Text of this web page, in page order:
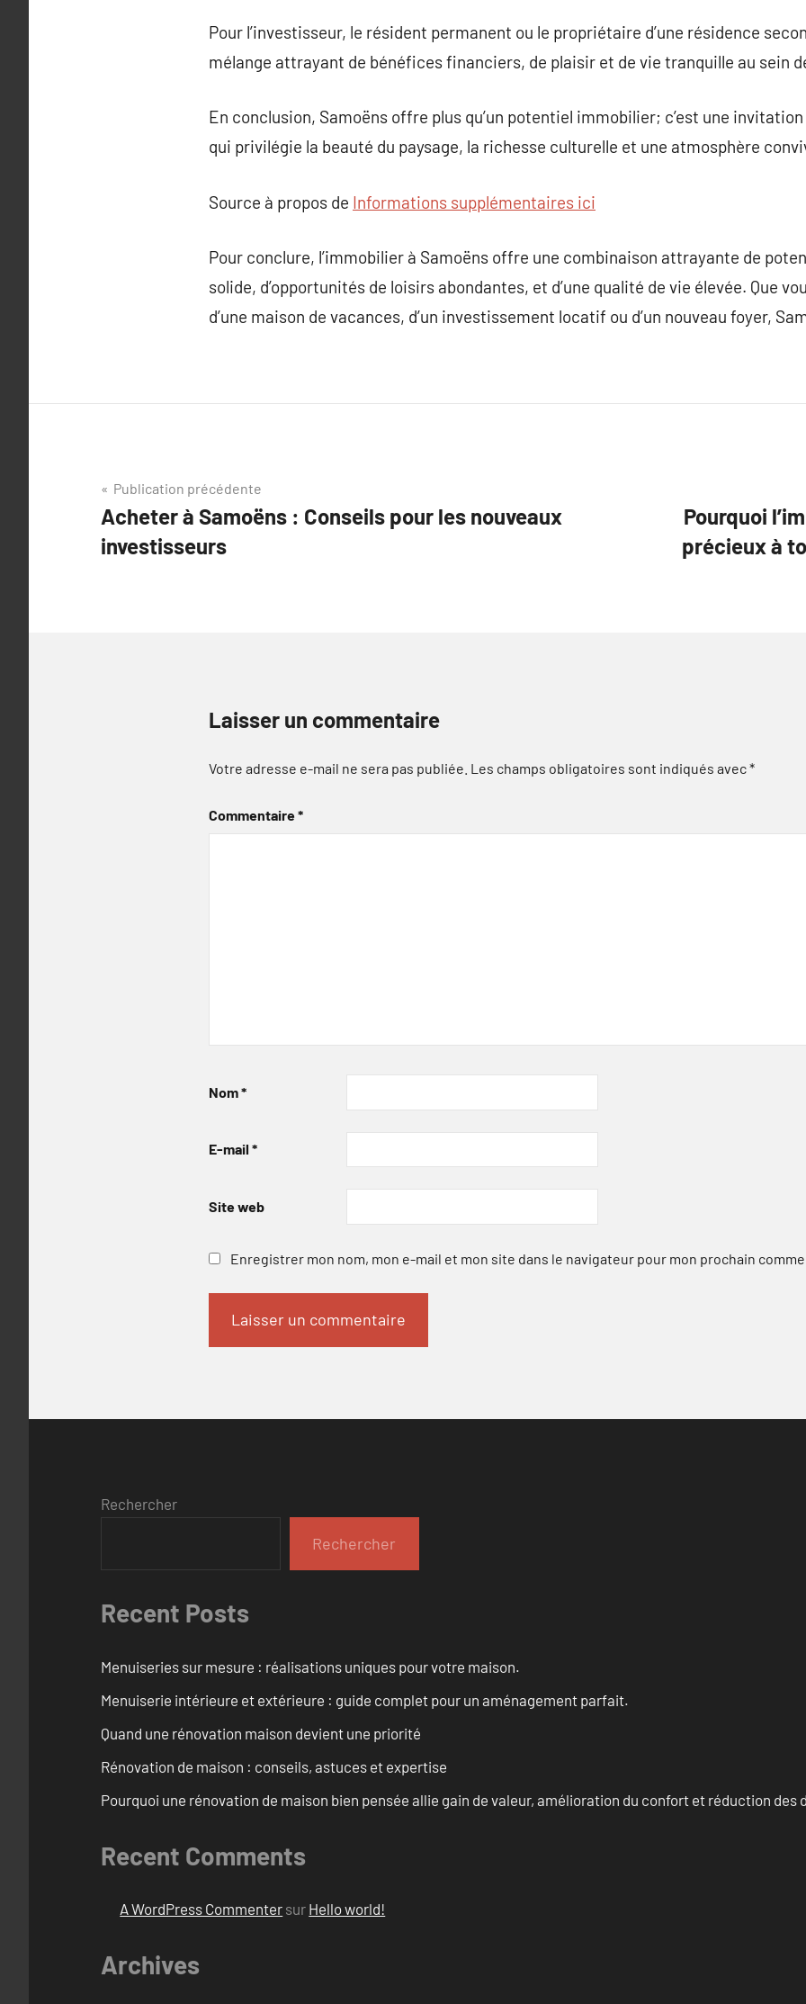
Pour l’investisseur, le résident permanent ou le propriétaire d’une résidence
mélange attrayant de bénéfices financiers, de plaisir et de vie tranquille au sein
En conclusion, Samoëns offre plus qu’un potentiel immobilier; c’est une
qui privilégie la beauté du paysage, la richesse culturelle et une atmosphère
Source à propos de Informations supplémentaires ici
Pour conclure, l’immobilier à Samoëns offre une combinaison attrayante de
solide, d’opportunités de loisirs abondantes, et d’une qualité de vie élevée. Que
d’une maison de vacances, d’un investissement locatif ou d’un nouveau foyer,
Navigation
de
l’article
Publication précédente
Acheter à Samoëns : Conseils pour les nouveaux
investisseurs
Pourquoi
précieux à
Laisser un commentaire
Votre adresse e-mail ne sera pas publiée. Les champs obligatoires sont indiqués avec*
Commentaire*
Nom*
E-mail *
Site web
Enregistrer mon nom, mon e-mail et mon site dans le navigateur pour mon prochain
Rechercher
Rechercher
Recent Posts
Menuiseries sur mesure : réalisations uniques pour votre maison.
Menuiserie intérieure et extérieure : guide complet pour un aménagement parfait.
Quand une rénovation maison devient une priorité
Rénovation de maison : conseils, astuces et expertise
Pourquoi une rénovation de maison bien pensée allie gain de valeur, amélioration du confort et réduction des
Recent Comments
A WordPress Commenter sur Hello world!
Archives